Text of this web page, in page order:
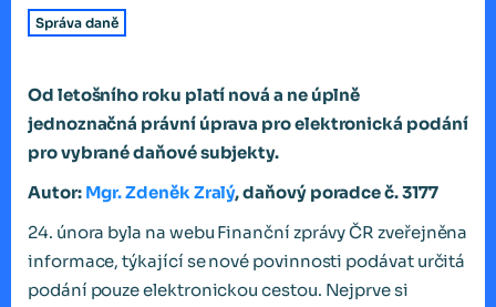
Správa daně
Od letošního roku platí nová a ne úplně
jednoznačná právní úprava pro elektronická podání
pro vybrané daňové subjekty.
Autor: Mgr. Zdeněk Zralý, daňový poradce č. 3177
24. února byla na webu Finanční zprávy ČR zveřejněna
informace, týkající se nové povinnosti podávat určitá
podání pouze elektronickou cestou. Nejprve si